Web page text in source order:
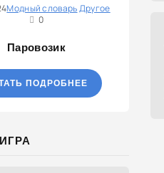
Модный словарьДругое
0
Паровозик
ПОДРОБНЕЕ